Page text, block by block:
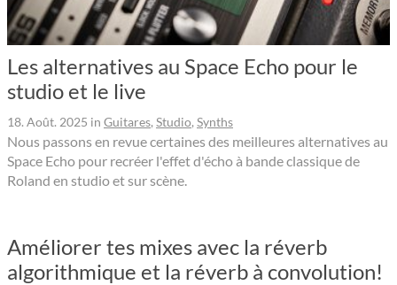
Les alternatives au Space Echo pour le
studio et le live
18. Août. 2025 in Guitares, Studio, Synths
Nous passons en revue certaines des meilleures alternatives au
Space Echo pour recréer l'effet d'écho à bande classique de
Roland en studio et sur scène.
Améliorer tes mixes avec la réverb
algorithmique et la réverb à convolution!